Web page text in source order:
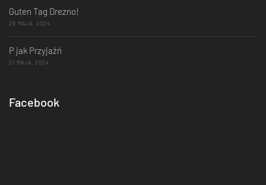
Guten Tag Drezno!
29 MAJA, 2024
P jak Przyjaźń
21 MAJA, 2024
Facebook